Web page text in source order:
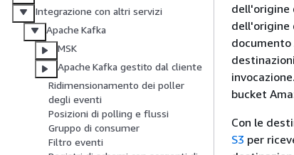
Integrazione con altri servizi
Apache Kafka
MSK
Apache Kafka gestito dal cliente
Ridimensionamento dei poller
degli eventi
Posizioni di polling e flussi
Gruppo di consumer
Filtro eventi
dell'origine
dell'origine
bucket
Con le
S3 per